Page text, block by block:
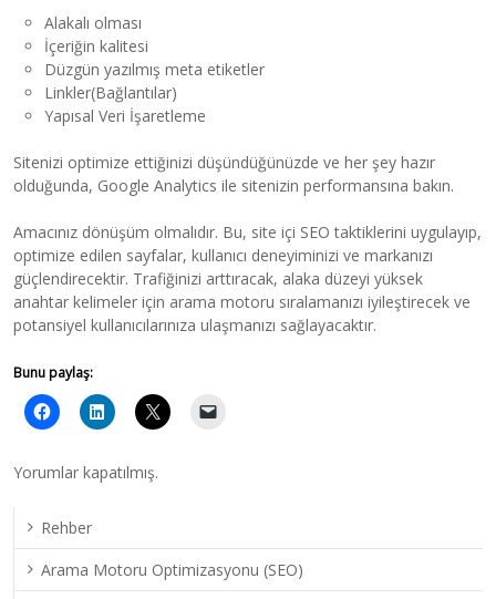
Alakalı olması
İçeriğin kalitesi
Düzgün yazılmış meta etiketler
Linkler(Bağlantılar)
Yapısal Veri İşaretleme
Sitenizi optimize ettiğinizi düşündüğünüzde ve her şey hazır
olduğunda, Google Analytics ile sitenizin performansına bakın.
Amacınız dönüşüm olmalıdır. Bu, site içi SEO taktiklerini uygulayıp,
optimize edilen sayfalar, kullanıcı deneyiminizi ve markanızı
güçlendirecektir. Trafiğinizi arttıracak, alaka düzeyi yüksek
anahtar kelimeler için arama motoru sıralamanızı iyileştirecek ve
potansiyel kullanıcılarınıza ulaşmanızı sağlayacaktır.
Bunu paylaş:
Yorumlar kapatılmış.
Rehber
Arama Motoru Optimizasyonu (SEO)